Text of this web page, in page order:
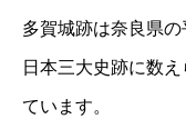
多賀城跡は奈良県
日本三大史跡に数
ています。